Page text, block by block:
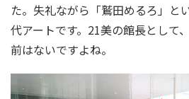
た。失礼ながら「鷲田めるろ」と
代アートです。21美の館長として
前はないですよね。